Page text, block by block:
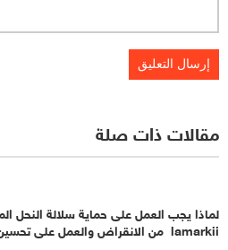
مقالات ذات صلة
lamarkii من الانقراض والعمل على تحسين هذه السلالة ؟